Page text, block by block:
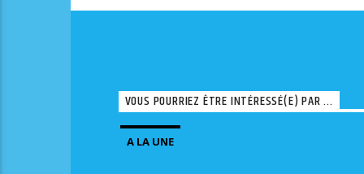
VOUS POURRIEZ ÊTRE INTÉRESSÉ(E) PAR ...
A LA UNE